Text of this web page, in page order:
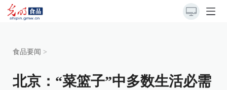
食品要闻 >
北京：“菜篮子”中多数生活必需